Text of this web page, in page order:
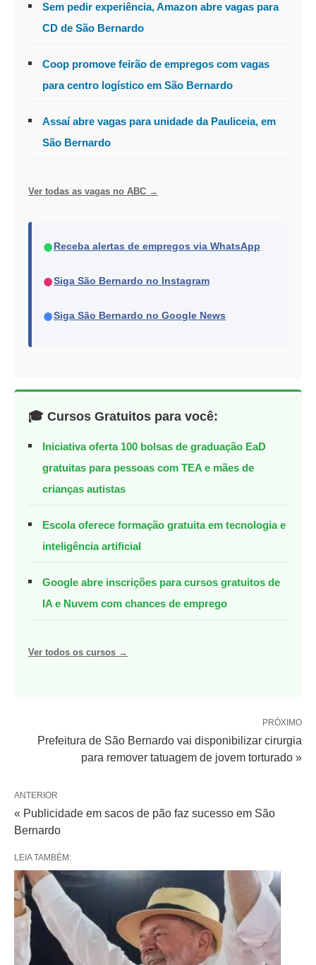
Sem pedir experiência, Amazon abre vagas para
CD de São Bernardo
Coop promove feirão de empregos com vagas
para centro logístico em São Bernardo
Assaí abre vagas para unidade da Pauliceia, em
São Bernardo
Ver todas as vagas no ABC →
● Receba alertas de empregos via WhatsApp
●Siga São Bernardo no Instagram
●Siga São Bernardo no Google News
🎓 Cursos Gratuitos para você:
Iniciativa oferta 100 bolsas de graduação EaD
gratuitas para pessoas com TEA e mães de
crianças autistas
Escola oferece formação gratuita em tecnologia e
inteligência artificial
Google abre inscrições para cursos gratuitos de
IA e Nuvem com chances de emprego
Ver todos os cursos →
PRÓXIMO
Prefeitura de São Bernardo vai disponibilizar cirurgia
para remover tatuagem de jovem torturado »
ANTERIOR
« Publicidade em sacos de pão faz sucesso em São
Bernardo
LEIA TAMBÉM: